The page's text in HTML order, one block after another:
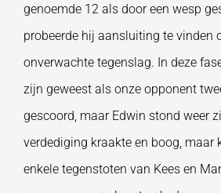
genoemde 12 als door een wesp
probeerde hij aansluiting te vinden
onverwachte tegenslag. In deze
zijn geweest als onze opponent
gescoord, maar Edwin stond weer
verdediging kraakte en boog, maar
enkele tegenstoten van Kees en